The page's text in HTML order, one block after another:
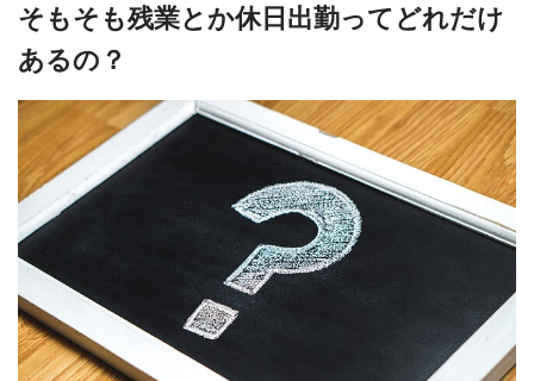
そもそも残業とか休日出勤ってどれだけ
あるの？